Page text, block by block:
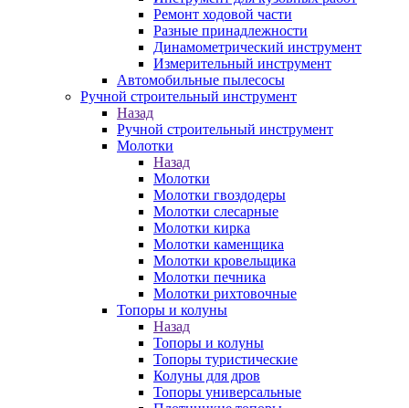
Ремонт ходовой части
Разные принадлежности
Динамометрический инструмент
Измерительный инструмент
Автомобильные пылесосы
Ручной строительный инструмент
Назад
Ручной строительный инструмент
Молотки
Назад
Молотки
Молотки гвоздодеры
Молотки слесарные
Молотки кирка
Молотки каменщика
Молотки кровельщика
Молотки печника
Молотки рихтовочные
Топоры и колуны
Назад
Топоры и колуны
Топоры туристические
Колуны для дров
Топоры универсальные